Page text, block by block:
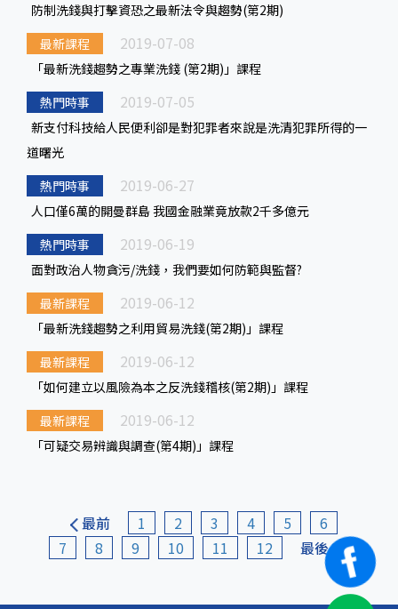
防制洗錢與打擊資恐之最新法令與趨勢(第2期)
最新課程
2019-07-08
「最新洗錢趨勢之專業洗錢 (第2期)」課程
熱門時事
2019-07-05
新支付科技給人民便利卻是對犯罪者來說是洗清犯罪所得的一
道曙光
熱門時事
2019-06-27
人口僅6萬的開曼群島 我國金融業竟放款2千多億元
熱門時事
2019-06-19
面對政治人物貪污/洗錢，我們要如何防範與監督?
最新課程
2019-06-12
「最新洗錢趨勢之利用貿易洗錢(第2期)」課程
最新課程
2019-06-12
「如何建立以風險為本之反洗錢稽核(第2期)」課程
最新課程
2019-06-12
「可疑交易辨識與調查(第4期)」課程
最前 1 2 3 4 5
6
7
8 9 10 11 12 最後